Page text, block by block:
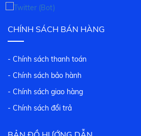
CHÍNH SÁCH BÁN HÀNG
- Chính sách thanh toán
- Chính sách bảo hành
- Chính sách giao hàng
- Chính sách đổi trả